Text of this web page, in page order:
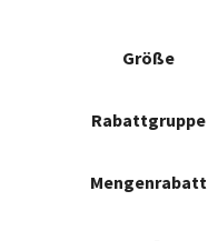
Größe
Rabattgruppe
Mengenrabatt